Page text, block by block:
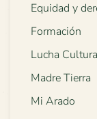
Equidad y
Formación
Lucha
Madre Tierra
Mi Arado